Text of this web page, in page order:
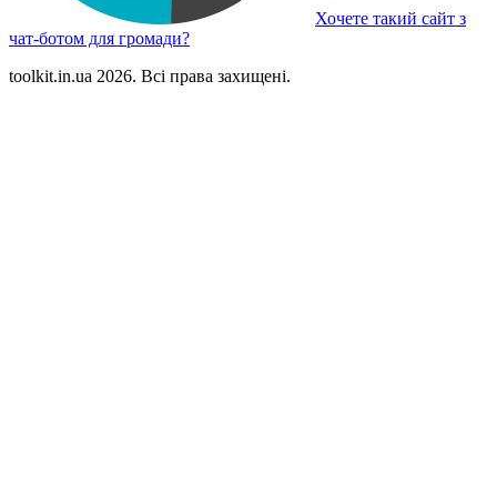
Хочете такий сайт з
чат-ботом для громади?
toolkit.in.ua 2026. Всі права захищені.